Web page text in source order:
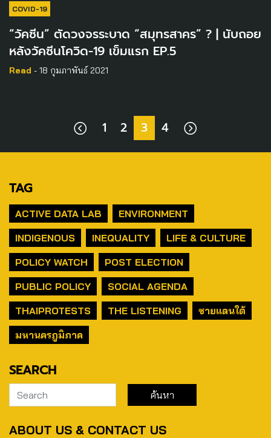
COVID-19
“วัคซีน” ตัดวงจรระบาด “สมุทรสาคร” ? | นับถอย
หลังวัคซีนโควิด-19 เข็มแรก EP.5
Read - 18 กุมภาพันธ์ 2021
1 2 3 4
TAG
ACTIVE DATA LAB
ENVIRONMENT
INDIGENOUS
INEQUALITY
LIFE & CULTURE
POLICY WATCH
POST ELECTION
PUBLIC POLICY
SOCIAL AGENDA
THAIPROTESTS
THE LISTENING
ชายแดนใต้
มหานครภูมิภาค
SEARCH
ABOUT US & CONTACT US